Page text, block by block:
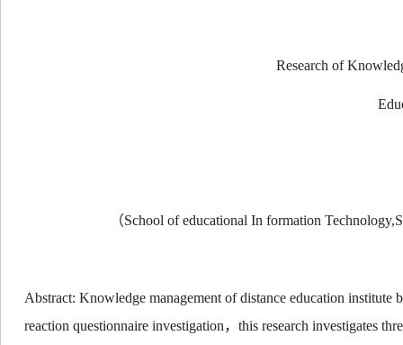
Research of
（School of educational In formation
Abstract: Knowledge management of distance education institute
reaction questionnaire investigation， this research investigates